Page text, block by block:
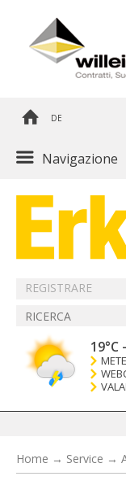
DE
Navigazione
REGISTRARE
19°C -
Home → Service →